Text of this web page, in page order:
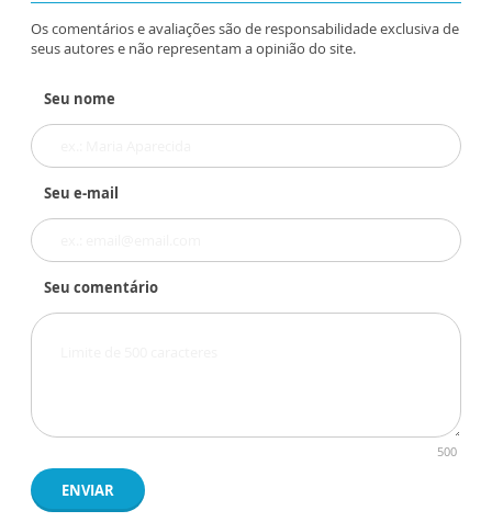
Os comentários e avaliações são de responsabilidade exclusiva de
seus autores e não representam a opinião do site.
Seu nome
Seu e-mail
Seu comentário
500
ENVIAR